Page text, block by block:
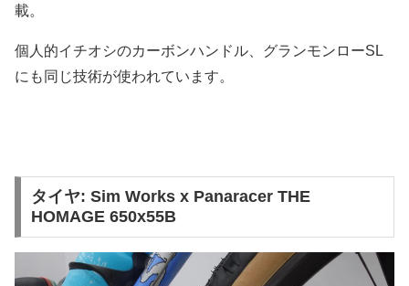
載。
個人的イチオシのカーボンハンドル、グランモンローSL
にも同じ技術が使われています。
タイヤ: Sim Works x Panaracer THE
HOMAGE 650x55B